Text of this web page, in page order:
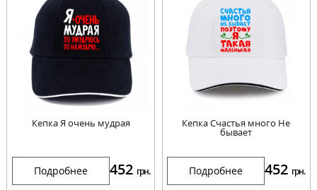
Кепка Я очень мудрая
Подробнее 452 грн.
Кепка Счастья много Не
бывает
Подробнее 452 грн.